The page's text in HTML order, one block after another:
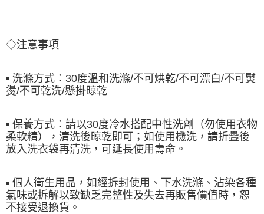
◇注意事項
▪ 洗滌方式：30度溫和洗滌/不可烘乾/不可漂⽩/不可熨
燙/不可乾洗/懸掛晾乾
▪ 保養⽅式：請以30度冷⽔搭配中性洗劑（勿使⽤衣物
柔軟精），清洗後晾乾即可；如使⽤機洗，請折疊後
放入洗衣袋再清洗，可延長使⽤壽命。
▪ 個人衛生用品，如經拆封使用、下水洗滌、沾染各種
氣味或拆解以致缺乏完整性及失去再販售價值時，恕
不接受退換貨。